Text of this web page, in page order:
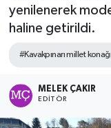
yenilenerek
haline getirildi.
#Kavakpınarı millet konağı
MELEK ÇAKIR
EDITÖR
Haber Arşivi